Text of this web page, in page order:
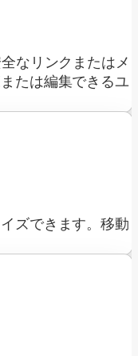
なリンクまたはメ
たは編集できるユ
ズできます。移動